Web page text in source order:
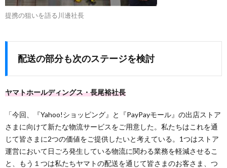
提携の狙いを語る川邊社長
配送の部分も次のステージを検討
ヤマトホールディングス・長尾裕社長
「今回、『Yahoo!ショッピング』と『PayPayモール』の出店ストア
さまに向けて新たな物流サービスをご用意した。私たちはこれを通
じて皆さまに2つの価値をご提供したいと考えている。1つはストア
運営において日ごろ発生している物流に関わる業務を軽減させるこ
と、もう１つは私たちヤマトの配送を通じて皆さまのお客さま、つ